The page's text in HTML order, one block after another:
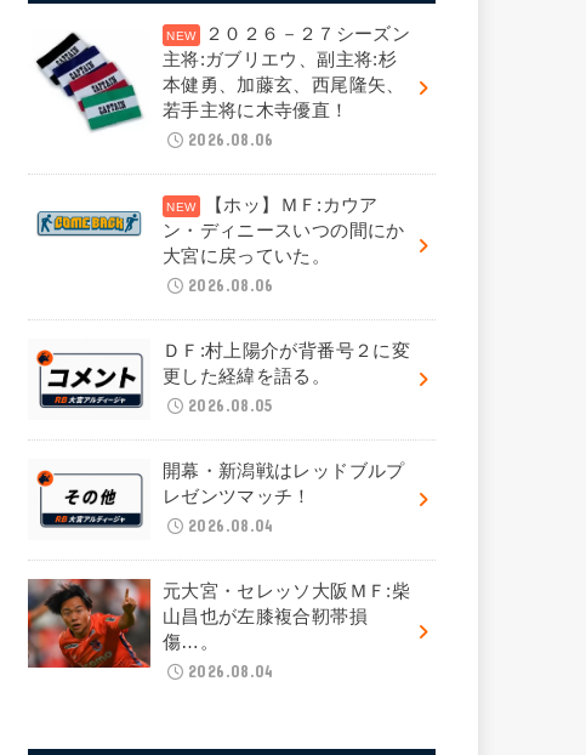
２０２６－２７シーズン
主将:ガブリエウ、副主将:杉
本健勇、加藤玄、西尾隆矢、
若手主将に木寺優直！
2026.08.06
【ホッ】ＭＦ:カウア
ン・ディニースいつの間にか
大宮に戻っていた。
2026.08.06
ＤＦ:村上陽介が背番号２に変
更した経緯を語る。
2026.08.05
開幕・新潟戦はレッドブルプ
レゼンツマッチ！
2026.08.04
元大宮・セレッソ大阪ＭＦ:柴
山昌也が左膝複合靭帯損
傷…。
2026.08.04